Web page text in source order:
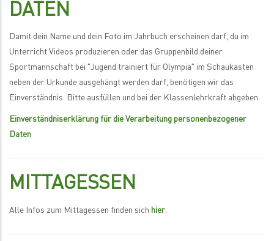
DATEN
Damit dein Name und dein Foto im Jahrbuch erscheinen darf, du im
Unterricht Videos produzieren oder das Gruppenbild deiner
Sportmannschaft bei "Jugend trainiert für Olympia" im Schaukasten
neben der Urkunde ausgehängt werden darf, benötigen wir das
Einverständnis. Bitte ausfüllen und bei der Klassenlehrkraft abgeben.
Einverständniserklärung für die Verarbeitung personenbezogener
Daten
MITTAGESSEN
Alle Infos zum Mittagessen finden sich hier